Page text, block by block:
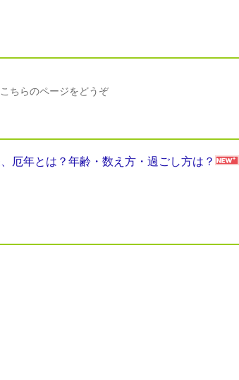
ちらのページをどうぞ
厄年とは？年齢・数え方・過ごし方は？